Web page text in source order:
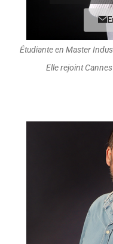
Étudiante en Master
Elle rejoint